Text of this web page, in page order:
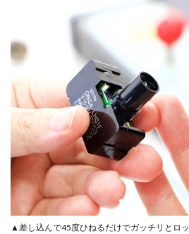
▲差し込んで45度ひねるだけでガッチリとロ